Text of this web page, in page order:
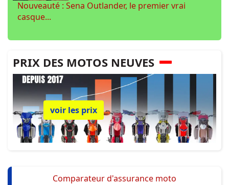
Nouveauté : Sena Outlander, le premier vrai
casque...
PRIX DES MOTOS NEUVES
voir les prix
Comparateur d'assurance moto